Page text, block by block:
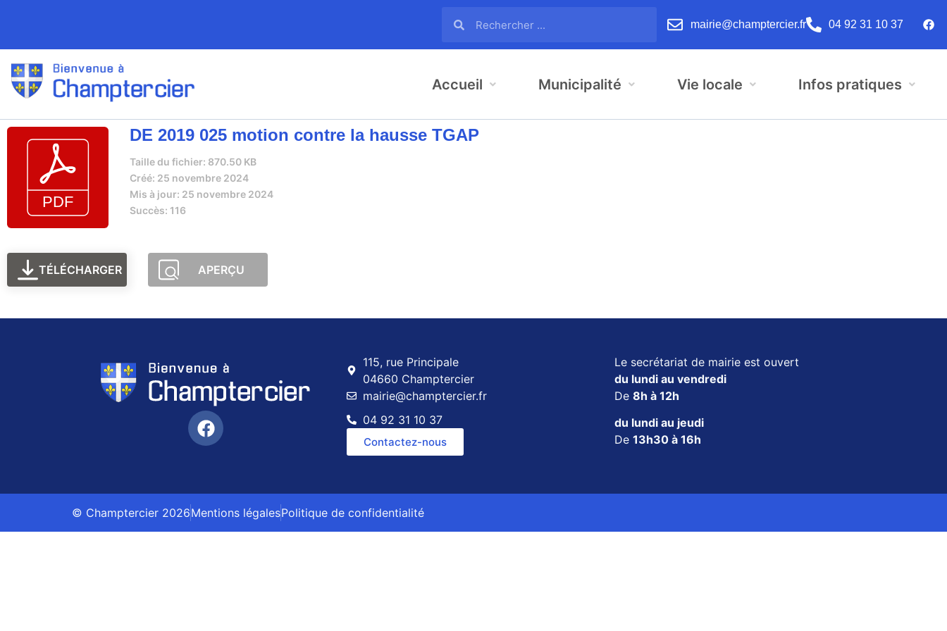
mairie@champtercier.fr 04 92 31 10 37
Accueil Municipalité Vie locale Infos pratiques
DE 2019 025 motion contre la hausse TGAP
Taille du fichier: 870.50 KB
Créé: 25 novembre 2024
Mis à jour: 25 novembre 2024
Succès: 116
TÉLÉCHARGER APERÇU
115, rue Principale
04660 Champtercier
mairie@champtercier.fr
04 92 31 10 37
Contactez-nous
Le secrétariat de mairie est ouvert
du lundi au vendredi
De 8h à 12h
du lundi au jeudi
De 13h30 à 16h
© Champtercier 2026Mentions légalesPolitique de confidentialité